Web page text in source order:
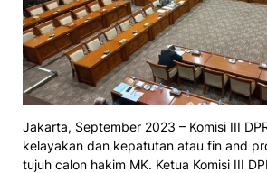
Jakarta, September 2023 – Komisi III
kelayakan dan kepatutan atau fin and
tujuh calon hakim MK. Ketua Komisi III